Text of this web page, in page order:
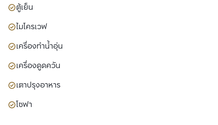
ตู้เย็น
ไมโครเวฟ
เครื่องทำน้ำอุ่น
เครื่องดูดควัน
เตาปรุงอาหาร
โซฟา